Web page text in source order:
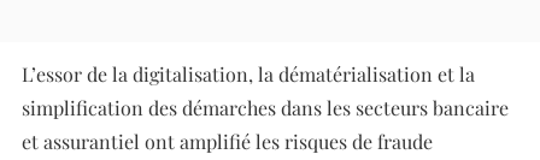
L’essor de la digitalisation, la dématérialisation et la
simplification des démarches dans les secteurs bancaire
et assurantiel ont amplifié les risques de fraude